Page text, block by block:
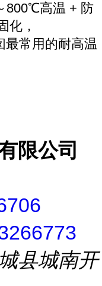
800℃高温 + 防
化，
最常用的耐高温
限公司
县城南开